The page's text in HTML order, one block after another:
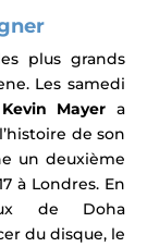
plus grands
Les samedi
Kevin Mayer a
de son
un deuxième
à Londres. En
de Doha
du disque, le